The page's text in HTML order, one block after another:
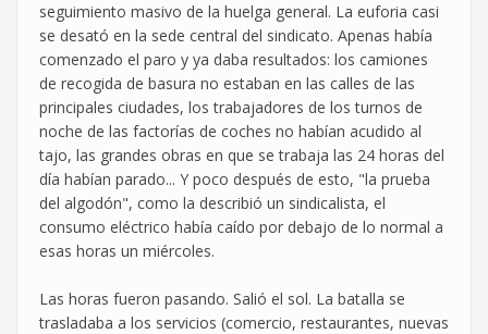
seguimiento masivo de la huelga general. La euforia casi
se desató en la sede central del sindicato. Apenas había
comenzado el paro y ya daba resultados: los camiones
de recogida de basura no estaban en las calles de las
principales ciudades, los trabajadores de los turnos de
noche de las factorías de coches no habían acudido al
tajo, las grandes obras en que se trabaja las 24 horas del
día habían parado... Y poco después de esto, "la prueba
del algodón", como la describió un sindicalista, el
consumo eléctrico había caído por debajo de lo normal a
esas horas un miércoles.
Las horas fueron pasando. Salió el sol. La batalla se
trasladaba a los servicios (comercio, restaurantes, nuevas